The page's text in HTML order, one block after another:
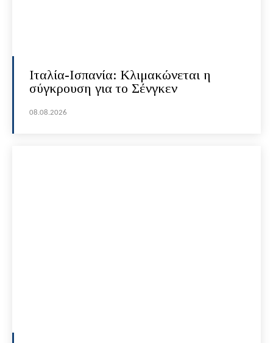
Ιταλία-Ισπανία: Κλιμακώνεται η
σύγκρουση για το Σένγκεν
08.08.2026